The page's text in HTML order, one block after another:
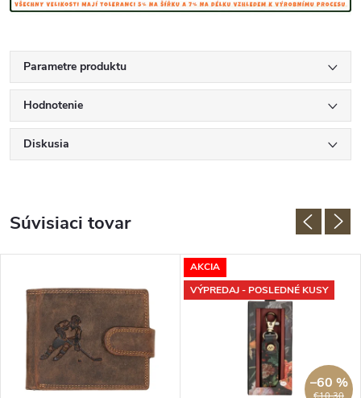
Parametre produktu
Hodnotenie
Diskusia
Súvisiaci tovar
AKCIA
VÝPREDAJ - POSLEDNÉ KUSY
–60 %